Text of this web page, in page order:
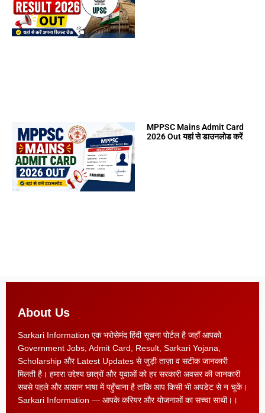
MPPSC Mains Admit Card
2026 Out यहां से डाउनलोड करें
About Us
Sarkari Information एक भरोसेमंद हिंदी सूचना पोर्टल है जहाँ आपको
Government Jobs, Admit Card, Result, Sarkari Yojana,
Scholarship और Latest Updates से जुड़ी ताज़ा व सटीक जानकारी
मिलती है। हमारा उद्देश्य छात्रों और युवाओं को हर सरकारी अवसर की जानकारी
सबसे पहले और आसान भाषा में पहुँचाना है ताकि आप किसी भी अपडेट से न चूकें।
Sarkari Information — आपके करियर और योजनाओं का सच्चा साथी।।